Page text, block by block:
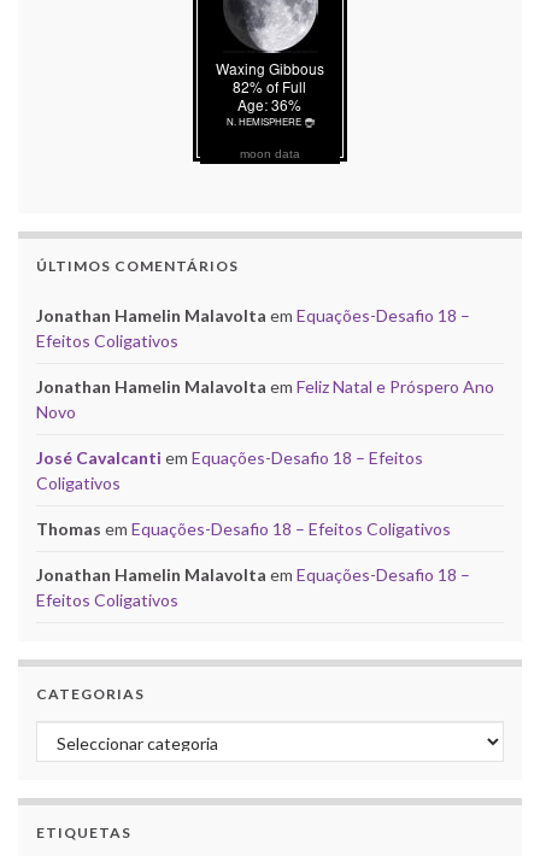
moon data
ÚLTIMOS COMENTÁRIOS
Jonathan Hamelin Malavolta em Equações-Desafio 18 –
Efeitos Coligativos
Jonathan Hamelin Malavolta em Feliz Natal e Próspero Ano
Novo
José Cavalcanti em Equações-Desafio 18 – Efeitos
Coligativos
Thomas em Equações-Desafio 18 – Efeitos Coligativos
Jonathan Hamelin Malavolta em Equações-Desafio 18 –
Efeitos Coligativos
CATEGORIAS
Categorias
ETIQUETAS